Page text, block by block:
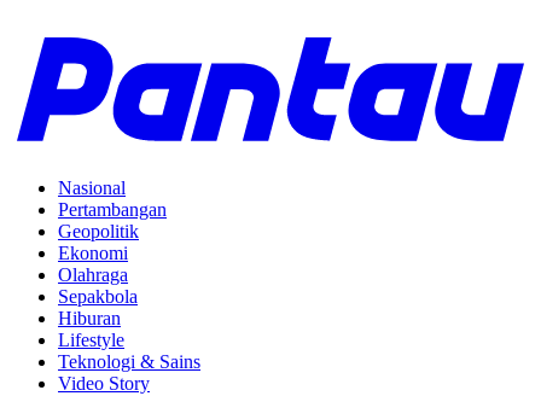
Nasional
Pertambangan
Geopolitik
Ekonomi
Olahraga
Sepakbola
Hiburan
Lifestyle
Teknologi & Sains
Video Story